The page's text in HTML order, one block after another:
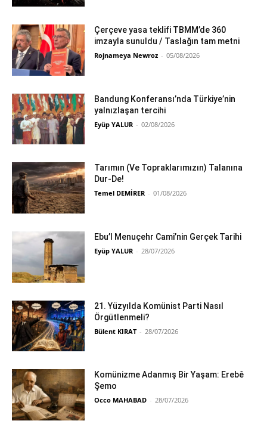
Çerçeve yasa teklifi TBMM’de 360
imzayla sunuldu / Taslağın tam metni
Rojnameya Newroz - 05/08/2026
Bandung Konferansı’nda Türkiye’nin
yalnızlaşan tercihi
Eyüp YALUR - 02/08/2026
Tarımın (Ve Topraklarımızın) Talanına
Dur-De!
Temel DEMİRER - 01/08/2026
Ebu’l Menuçehr Cami’nin Gerçek Tarihi
Eyüp YALUR - 28/07/2026
21. Yüzyılda Komünist Parti Nasıl
Örgütlenmeli?
Bülent KIRAT - 28/07/2026
Komünizme Adanmış Bir Yaşam: Erebê
Şemo
Occo MAHABAD - 28/07/2026